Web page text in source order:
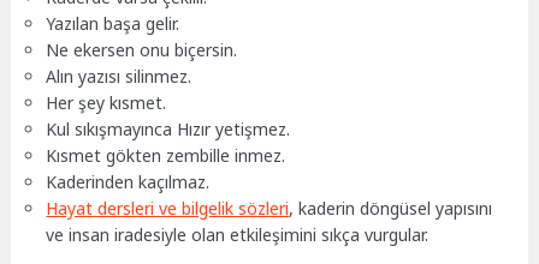
Yazılan başa gelir.
Ne ekersen onu biçersin.
Alın yazısı silinmez.
Her şey kısmet.
Kul sıkışmayınca Hızır yetişmez.
Kısmet gökten zembille inmez.
Kaderinden kaçılmaz.
Hayat dersleri ve bilgelik sözleri, kaderin döngüsel yapısını
ve insan iradesiyle olan etkileşimini sıkça vurgular.